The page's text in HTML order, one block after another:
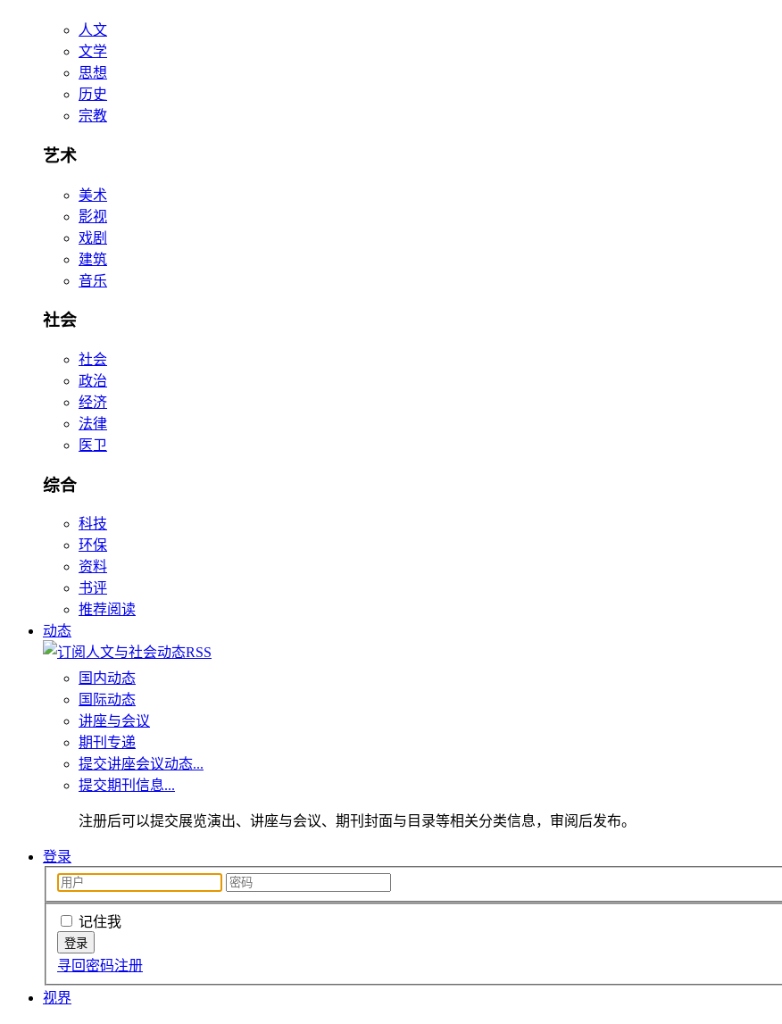
人文
文学
思想
历史
宗教
艺术
美术
影视
戏剧
建筑
音乐
社会
社会
政治
经济
法律
医卫
综合
科技
环保
资料
书评
推荐阅读
动态
国内动态
国际动态
讲座与会议
期刊专递
提交讲座会议动态...
提交期刊信息...
注册后可以提交展览演出、讲座与会议、期刊封面与目录等相关分类信息，审阅后发布。
登录
记住我
寻回密码注册
视界